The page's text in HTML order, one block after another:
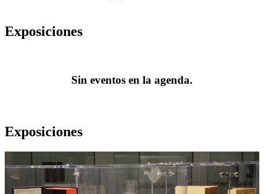
Exposiciones
Sin eventos en la agenda.
Exposiciones